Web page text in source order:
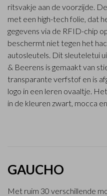
ritsvakje aan de voorzijde.
met een high-tech folie, dat
gegevens via de RFID-chip
beschermt niet tegen het
autosleutels. Dit sleuteletui
& Beerens is gemaakt van
transparante verfstof en is
logo in een leren ovaaltje.
in de kleuren zwart, mocca
GAUCHO
Met ruim 30 verschillende